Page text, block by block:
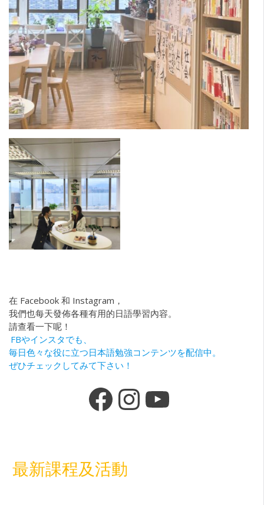
在 Facebook 和 Instagram，
我們也每天發佈各種有用的日語學習內容。
請查看一下呢！
FBやインスタでも、
毎日色々な役に立つ日本語勉強コンテンツを配信中。
ぜひチェックしてみて下さい！
最新課程及活動